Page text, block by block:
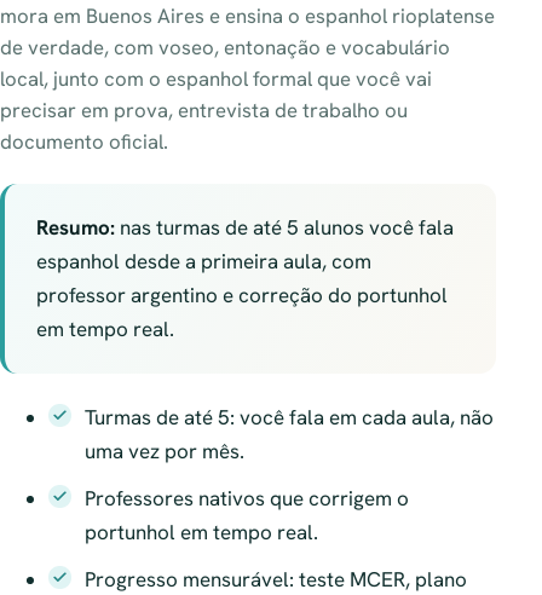
mora em Buenos Aires e ensina o espanhol rioplatense
de verdade, com voseo, entonação e vocabulário
local, junto com o espanhol formal que você vai
precisar em prova, entrevista de trabalho ou
documento oficial.
Resumo:nas turmas de até 5 alunos você fala
espanhol desde a primeira aula, com
professor argentino e correção do portunhol
em tempo real.
Turmas de até 5: você fala em cada aula, não
uma vez por mês.
Professores nativos que corrigem o
portunhol em tempo real.
Progresso mensurável: teste MCER, plano